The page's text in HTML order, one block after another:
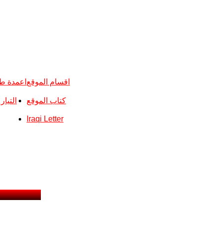
اقسام الموقع اعمدة
كتاب الموقع
Iraqi Letter